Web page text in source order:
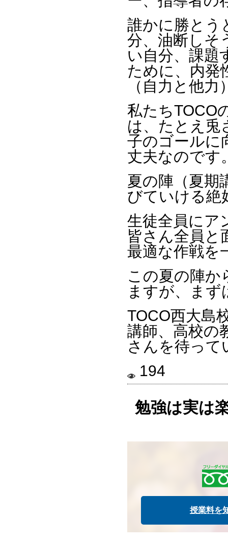
誰かに勝とう
分、油断しそ
い自分、課題
ために、内発
（自力と他力
私たちTOCO
は、たとえ兎
子のゴールに
丈夫なのです
夏の陣（夏期
びていける絶
生徒全員にア
皆さん全員と
最適な作戦を
この夏の陣か
ますが、ま
TOCO西大島
講師、高校の
さんを待って
194
勉強は実は
授業料を